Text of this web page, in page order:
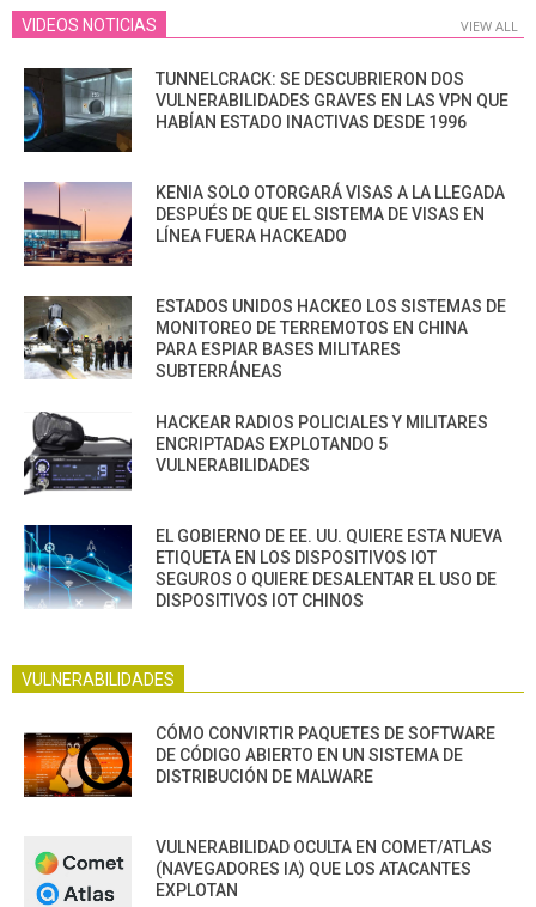
VIDEOS NOTICIAS VIEW ALL
TUNNELCRACK: SE DESCUBRIERON DOS
VULNERABILIDADES GRAVES EN LAS VPN QUE
HABÍAN ESTADO INACTIVAS DESDE 1996
KENIA SOLO OTORGARÁ VISAS A LA LLEGADA
DESPUÉS DE QUE EL SISTEMA DE VISAS EN
LÍNEA FUERA HACKEADO
ESTADOS UNIDOS HACKEO LOS SISTEMAS DE
MONITOREO DE TERREMOTOS EN CHINA
PARA ESPIAR BASES MILITARES
SUBTERRÁNEAS
HACKEAR RADIOS POLICIALES Y MILITARES
ENCRIPTADAS EXPLOTANDO 5
VULNERABILIDADES
EL GOBIERNO DE EE. UU. QUIERE ESTA NUEVA
ETIQUETA EN LOS DISPOSITIVOS IOT
SEGUROS O QUIERE DESALENTAR EL USO DE
DISPOSITIVOS IOT CHINOS
VULNERABILIDADES
CÓMO CONVIRTIR PAQUETES DE SOFTWARE
DE CÓDIGO ABIERTO EN UN SISTEMA DE
DISTRIBUCIÓN DE MALWARE
VULNERABILIDAD OCULTA EN COMET/ATLAS
(NAVEGADORES IA) QUE LOS ATACANTES
EXPLOTAN